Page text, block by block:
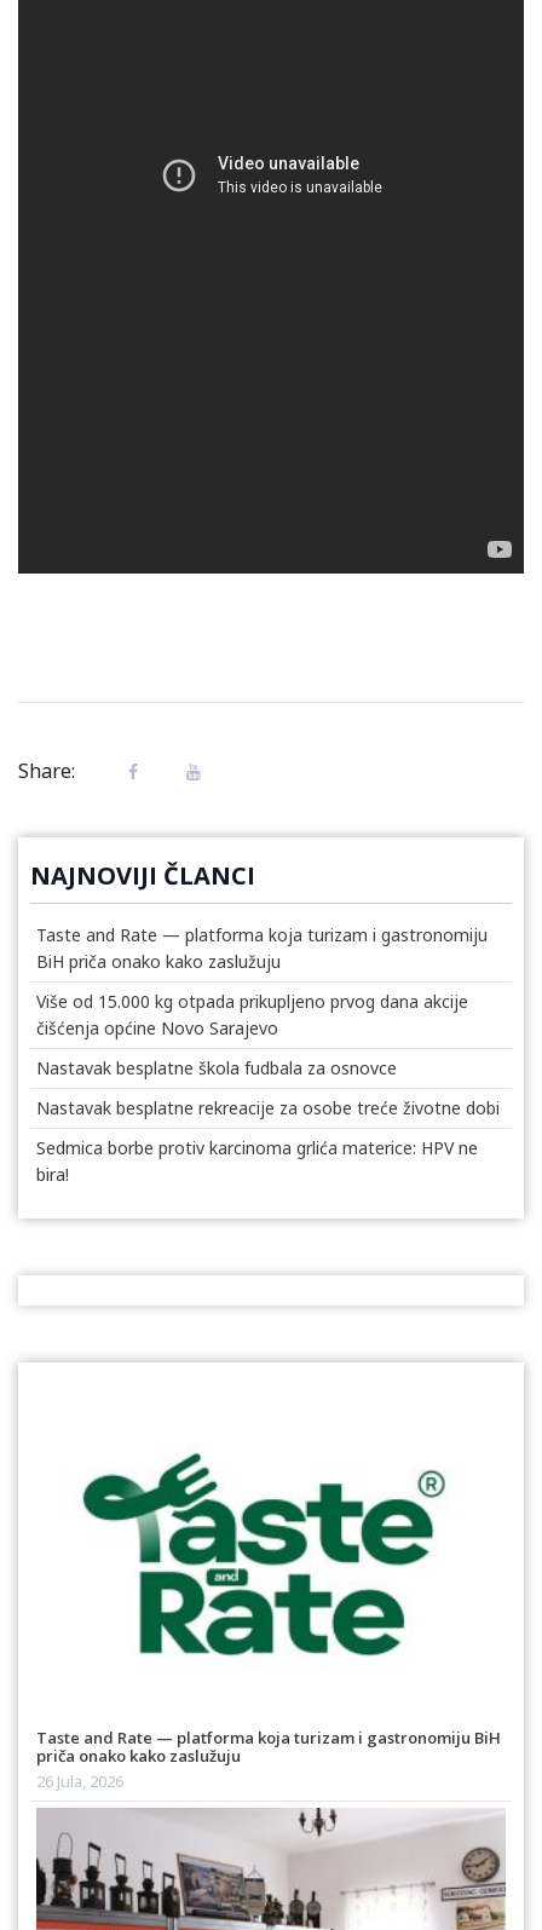
Share:
NAJNOVIJI ČLANCI
Taste and Rate — platforma koja turizam i gastronomiju
BiH priča onako kako zaslužuju
Više od 15.000 kg otpada prikupljeno prvog dana akcije
čišćenja općine Novo Sarajevo
Nastavak besplatne škola fudbala za osnovce
Nastavak besplatne rekreacije za osobe treće životne dobi
Sedmica borbe protiv karcinoma grlića materice: HPV ne
bira!
Taste and Rate — platforma koja turizam i gastronomiju BiH
priča onako kako zaslužuju
26 Jula, 2026